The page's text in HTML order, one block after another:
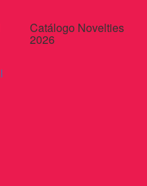
Catálogo Novelties
2026